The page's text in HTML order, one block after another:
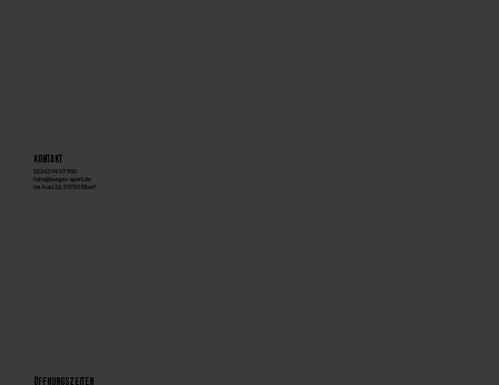
Öffnungszeiten
Kontakt
02243 94 97 900
Info@baeger-sport.de
Im Auel 26, 53783 Eitorf